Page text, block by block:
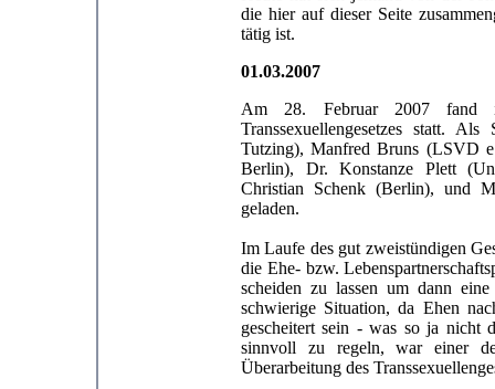
die hier auf dieser Seite
tätig ist.
01.03.2007
Am 28. Februar 2007 fand
Transsexuellengesetzes statt.
Tutzing), Manfred Bruns (LSVD
Berlin), Dr. Konstanze Plett
Christian Schenk (Berlin), und
geladen.
Im Laufe des gut zweistündigen
die Ehe- bzw.
scheiden zu lassen um dann
schwierige Situation, da Ehen
gescheitert sein - was so ja
sinnvoll zu regeln, war einer
Überarbeitung des